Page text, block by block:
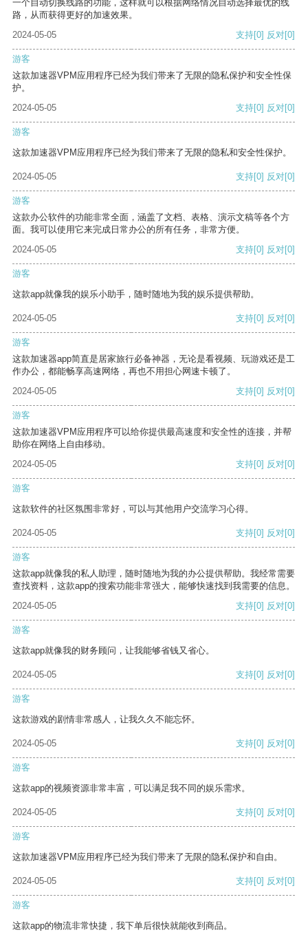
一个自动切换线路的功能，这样就可以根据网络情况自动选择最优的线
路，从而获得更好的加速效果。
2024-05-05
支持[0] 反对[0]
游客
这款加速器VPM应用程序已经为我们带来了无限的隐私保护和安全性保
护。
2024-05-05
支持[0] 反对[0]
游客
这款加速器VPM应用程序已经为我们带来了无限的隐私和安全性保护。
2024-05-05 支持[0] 反对[0]
游客
这款办公软件的功能非常全面，涵盖了文档、表格、演示文稿等各个方
面。我可以使用它来完成日常办公的所有任务，非常方便。
2024-05-05
支持[0] 反对[0]
游客
这款app就像我的娱乐小助手，随时随地为我的娱乐提供帮助。
2024-05-05 支持[0] 反对[0]
游客
这款加速器app简直是居家旅行必备神器，无论是看视频、玩游戏还是工
作办公，都能畅享高速网络，再也不用担心网速卡顿了。
2024-05-05
支持[0] 反对[0]
游客
这款加速器VPM应用程序可以给你提供最高速度和安全性的连接，并帮
助你在网络上自由移动。
2024-05-05
支持[0] 反对[0]
游客
这款软件的社区氛围非常好，可以与其他用户交流学习心得。
2024-05-05 支持[0] 反对[0]
游客
这款app就像我的私人助理，随时随地为我的办公提供帮助。我经常需要
查找资料，这款app的搜索功能非常强大，能够快速找到我需要的信息。
2024-05-05
支持[0] 反对[0]
游客
这款app就像我的财务顾问，让我能够省钱又省心。
2024-05-05 支持[0] 反对[0]
游客
这款游戏的剧情非常感人，让我久久不能忘怀。
2024-05-05 支持[0] 反对[0]
游客
这款app的视频资源非常丰富，可以满足我不同的娱乐需求。
2024-05-05 支持[0] 反对[0]
游客
这款加速器VPM应用程序已经为我们带来了无限的隐私保护和自由。
2024-05-05 支持[0] 反对[0]
游客
这款app的物流非常快捷，我下单后很快就能收到商品。